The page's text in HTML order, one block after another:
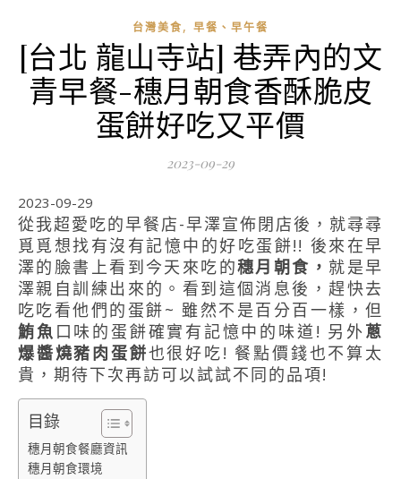
台灣美食, 早餐、早午餐
[台北 龍山寺站] 巷弄內的文
青早餐-穗月朝食香酥脆皮
蛋餅好吃又平價
2023-09-29
2023-09-29
從我超愛吃的早餐店-早澤宣佈閉店後，就尋尋
覓覓想找有沒有記憶中的好吃蛋餅!! 後來在早
澤的臉書上看到今天來吃的穗月朝食， 就是早
澤親自訓練出來的。看到這個消息後，趕快去
吃吃看他們的蛋餅~ 雖然不是百分百一樣，但
鮪魚 口味的蛋餅確實有記憶中的味道! 另外 蔥
爆醬燒豬肉蛋餅也很好吃! 餐點價錢也不算太
貴，期待下次再訪可以試試不同的品項!
目錄
穗月朝食餐廳資訊
穗月朝食環境